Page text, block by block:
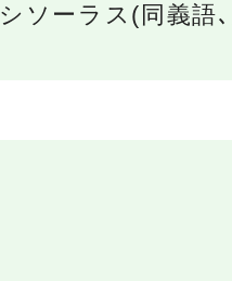
シソーラス(同義語